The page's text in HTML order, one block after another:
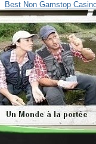
Best Non Gamstop